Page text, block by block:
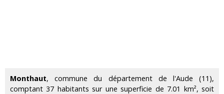
Monthaut, commune du département de l'Aude (11),
comptant 37 habitants sur une superficie de 7.01 km², soit